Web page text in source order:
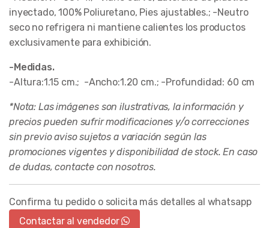
inyectado, 100% Poliuretano, Pies ajustables.; -Neutro
seco no refrigera ni mantiene calientes los productos
exclusivamente para exhibición.
-Medidas.
-Altura:1.15 cm.; -Ancho:1.20 cm.; -Profundidad: 60 cm
*Nota: Las imágenes son ilustrativas, la información y
precios pueden sufrir modificaciones y/o correcciones
sin previo aviso sujetos a variación según las
promociones vigentes y disponibilidad de stock. En caso
de dudas, contacte con nosotros.
Confirma tu pedido o solicita más detalles al whatsapp
Contactar al vendedor